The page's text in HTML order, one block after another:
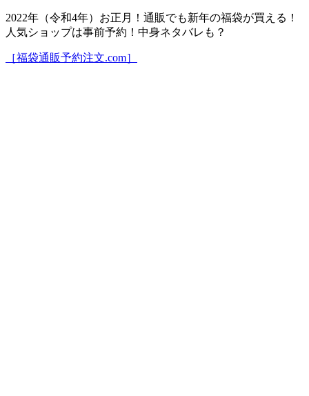
2022年（令和4年）お正月！通販でも新年の福袋が買える！
人気ショップは事前予約！中身ネタバレも？
［福袋通販予約注文.com］